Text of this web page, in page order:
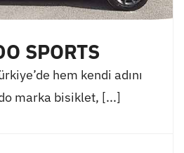
SPORTS
hem kendi adını
marka bisiklet, [...]